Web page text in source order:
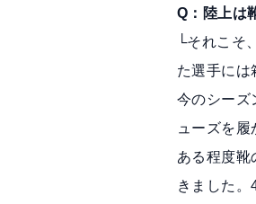
Q：陸上は
└それこそ
た選手には
今のシーズ
ューズを履
ある程度靴
きました。